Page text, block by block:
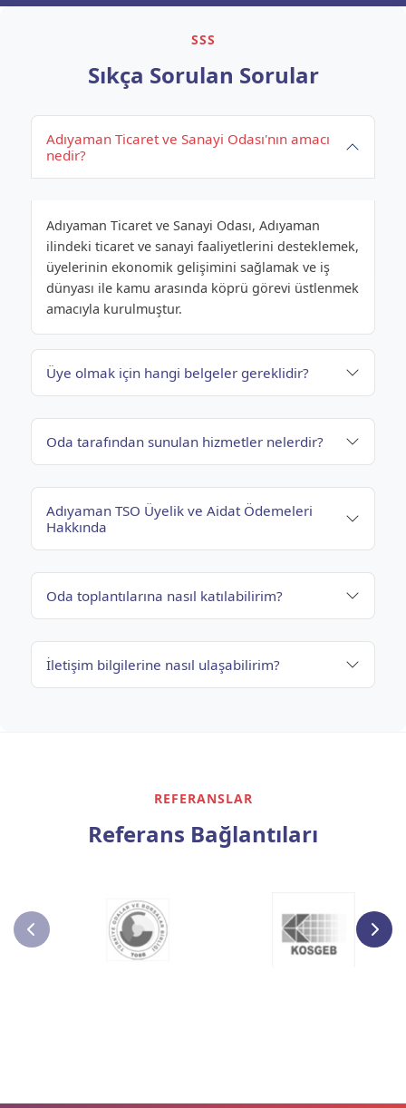
SSS
Sıkça Sorulan Sorular
Adıyaman Ticaret ve Sanayi Odası'nın amacı
nedir?
Adıyaman Ticaret ve Sanayi Odası, Adıyaman
ilindeki ticaret ve sanayi faaliyetlerini desteklemek,
üyelerinin ekonomik gelişimini sağlamak ve iş
dünyası ile kamu arasında köprü görevi üstlenmek
amacıyla kurulmuştur.
Üye olmak için hangi belgeler gereklidir?
Oda tarafından sunulan hizmetler nelerdir?
Adıyaman TSO Üyelik ve Aidat Ödemeleri
Hakkında
Oda toplantılarına nasıl katılabilirim?
İletişim bilgilerine nasıl ulaşabilirim?
REFERANSLAR
Referans Bağlantıları